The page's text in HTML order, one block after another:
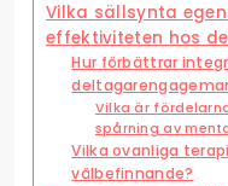
Vilka sällsynta
effektiviteten hos
Hur förbättrar
Vilka är
spårning av
Vilka ovanliga
välbefinnande?